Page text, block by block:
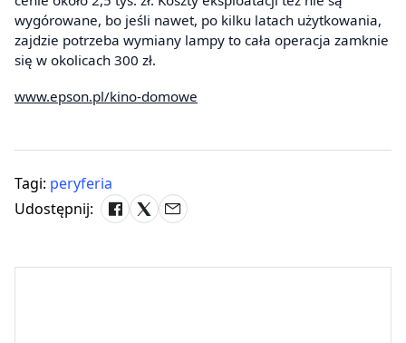
wygórowane, bo jeśli nawet, po kilku latach użytkowania,
zajdzie potrzeba wymiany lampy to cała operacja zamknie
się w okolicach 300 zł.
www.epson.pl/kino-domowe
Tagi: peryferia
Udostępnij: